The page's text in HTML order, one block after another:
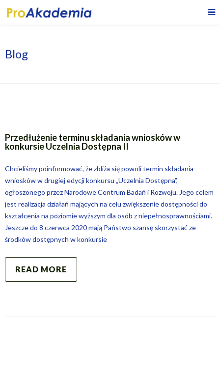
Blog
Przedłużenie terminu składania wniosków w
konkursie Uczelnia Dostępna II
Chcieliśmy poinformować, że zbliża się powoli termin składania
wniosków w drugiej edycji konkursu „Uczelnia Dostępna”,
ogłoszonego przez Narodowe Centrum Badań i Rozwoju. Jego celem
jest realizacja działań mających na celu zwiększenie dostępności do
kształcenia na poziomie wyższym dla osób z niepełnosprawnościami.
Jeszcze do 8 czerwca 2020 mają Państwo szansę skorzystać ze
środków dostępnych w konkursie
READ MORE